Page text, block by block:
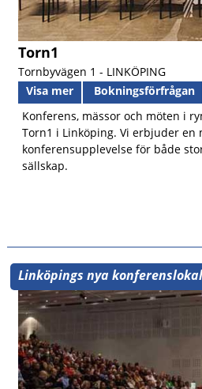
Torn1
Tornbyvägen 1 - LINKÖPING
Visa mer
Bokningsförfrågan
Konferens, mässor och möten i
Torn1 i Linköping. Vi erbjuder en
konferensupplevelse för både
sällskap.
Linköpings nya